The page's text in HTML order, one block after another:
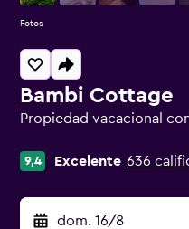
Bambi Cottage
Propiedad vacacional
9,4 Excelente 636
dom. 16/8
Fotos